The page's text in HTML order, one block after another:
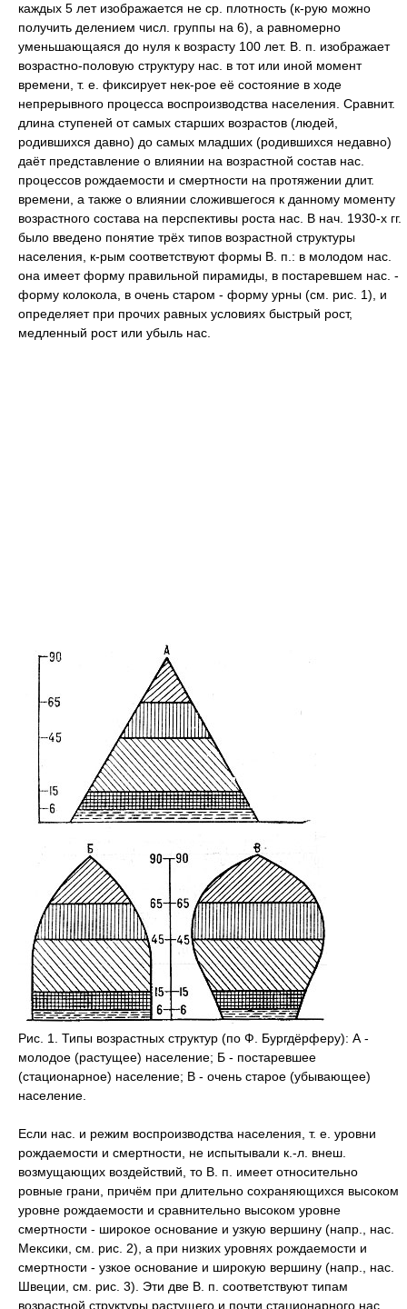
каждых 5 лет изображается не ср. плотность (к-рую можно
получить делением числ. группы на 6), а равномерно
уменьшающаяся до нуля к возрасту 100 лет. В. п. изображает
возрастно-половую структуру нас. в тот или иной момент
времени, т. е. фиксирует нек-рое её состояние в ходе
непрерывного процесса воспроизводства населения. Сравнит.
длина ступеней от самых старших возрастов (людей,
родившихся давно) до самых младших (родившихся недавно)
даёт представление о влиянии на возрастной состав нас.
процессов рождаемости и смертности на протяжении длит.
времени, а также о влиянии сложившегося к данному моменту
возрастного состава на перспективы роста нас. В нач. 1930-х гг.
было введено понятие трёх типов возрастной структуры
населения, к-рым соответствуют формы В. п.: в молодом нас.
она имеет форму правильной пирамиды, в постаревшем нас. -
форму колокола, в очень старом - форму урны (см. рис. 1), и
определяет при прочих равных условиях быстрый рост,
медленный рост или убыль нас.
Рис. 1. Типы возрастных структур (по Ф. Бургдёрферу): А -
молодое (растущее) население; Б - постаревшее
(стационарное) население; В - очень старое (убывающее)
население.
Если нас. и режим воспроизводства населения, т. е. уровни
рождаемости и смертности, не испытывали к.-л. внеш.
возмущающих воздействий, то В. п. имеет относительно
ровные грани, причём при длительно сохраняющихся высоком
уровне рождаемости и сравнительно высоком уровне
смертности - широкое основание и узкую вершину (напр., нас.
Мексики, см. рис. 2), а при низких уровнях рождаемости и
смертности - узкое основание и широкую вершину (напр., нас.
Швеции, см. рис. 3). Эти две В. п. соответствуют типам
возрастной структуры растущего и почти стационарного нас.,